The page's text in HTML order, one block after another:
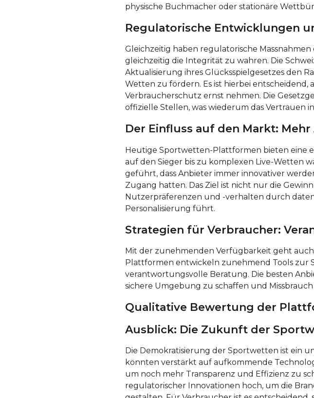
physische Buchmacher oder stationäre
Regulatorische Entwicklungen
Gleichzeitig haben regulatorische
gleichzeitig die Integrität zu wahren. Die
Aktualisierung ihres Glücksspielgesetzes den
Wetten zu fördern. Es ist hierbei
Verbraucherschutz ernst nehmen. Die
offizielle Stellen, was wiederum das Vertrauen
Der Einfluss auf den Markt:
Heutige Sportwetten-Plattformen bieten eine
auf den Sieger bis zu komplexen Live-Wetten
geführt, dass Anbieter immer innovativer
Zugang hatten. Das Ziel ist nicht nur die
Nutzerpräferenzen und -verhalten durch
Personalisierung führt.
Strategien für Verbraucher:
Mit der zunehmenden Verfügbarkeit geht
Plattformen entwickeln zunehmend Tools zur
verantwortungsvolle Beratung. Die besten
sichere Umgebung zu schaffen und
Qualitative Bewertung der
Ausblick: Die Zukunft der
Die Demokratisierung der Sportwetten ist ein
könnten verstärkt auf aufkommende
um noch mehr Transparenz und Effizienz zu
regulatorischer Innovationen hoch, um die